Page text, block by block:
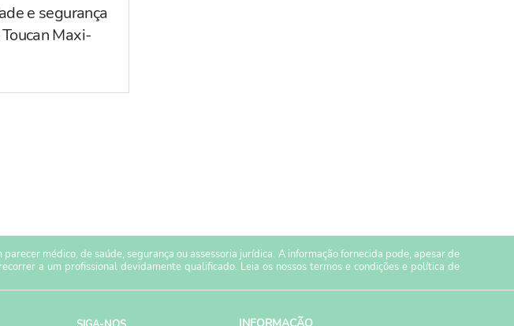
e segurança
Maxi-
médico, de saúde, segurança ou assessoria jurídica. A informação fornecida pode, apesar de
a um profissional devidamente qualificado. Leia os nossos termos e condiçõese política de